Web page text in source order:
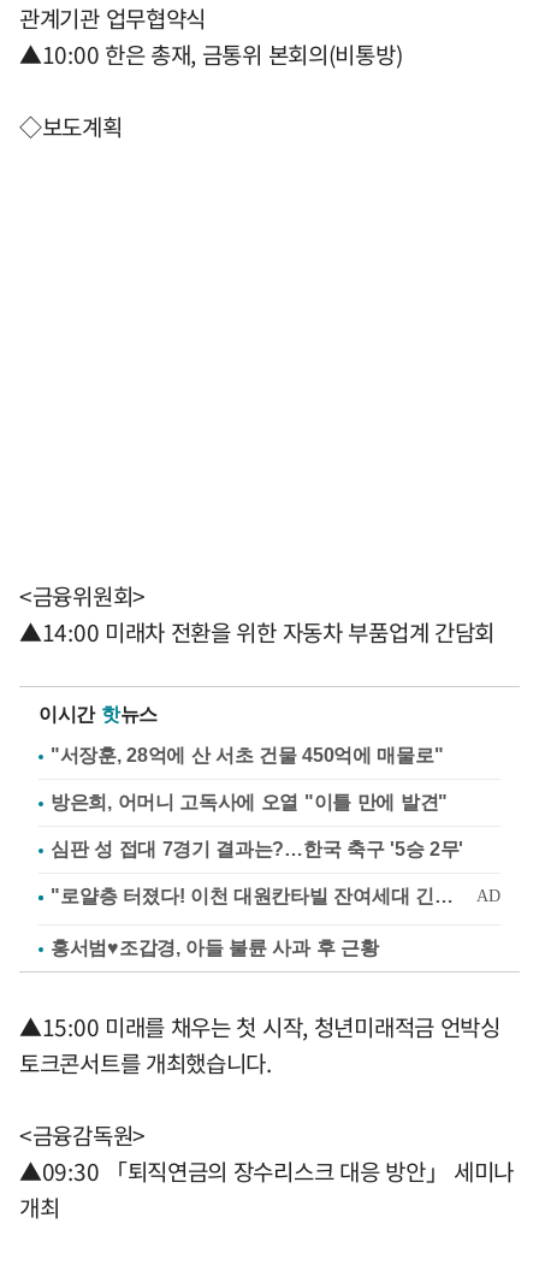
관계기관 업무협약식
▲10:00 한은 총재, 금통위 본회의(비통방)
◇보도계획
<금융위원회>
▲14:00 미래차 전환을 위한 자동차 부품업계 간담회
이시간 핫뉴스
"서장훈, 28억에 산 서초 건물 450억에 매물로"
방은희, 어머니 고독사에 오열 "이틀 만에 발견"
심판 성 접대 7경기 결과는?…한국 축구 '5승 2무'
홍서범♥조갑경, 아들 불륜 사과 후 근황
▲15:00 미래를 채우는 첫 시작, 청년미래적금 언박싱
토크콘서트를 개최했습니다.
<금융감독원>
▲09:30 「퇴직연금의 장수리스크 대응 방안」 세미나
개최